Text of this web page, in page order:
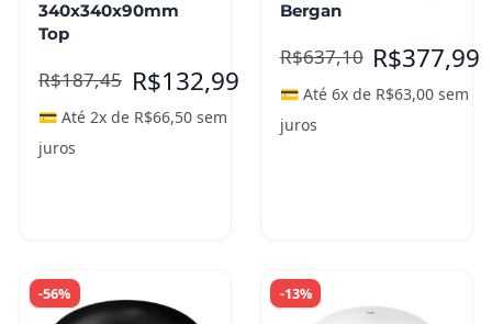
340x340x90mm
Top
R$187,45 R$132,99
💳 Até 2x de R$66,50 sem
juros
Bergan
R$637,10 R$377,99
💳 Até 6x de R$63,00sem
juros
-56% -13%